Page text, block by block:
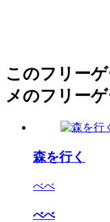
このフリー
メのフリー
森を行く
べべ
べべ